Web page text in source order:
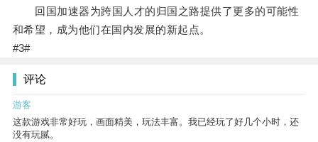
回国加速器为跨国人才的归国之路提供了更多的可能性
和希望，成为他们在国内发展的新起点。
#3#
评论
游客
这款游戏非常好玩，画面精美，玩法丰富。我已经玩了好几个小时，还
没有玩腻。